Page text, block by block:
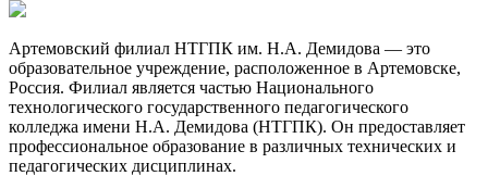
Артемовский филиал НТГПК им. Н.А. Демидова — это
образовательное учреждение, расположенное в Артемовске,
Россия. Филиал является частью Национального
технологического государственного педагогического
колледжа имени Н.А. Демидова (НТГПК). Он предоставляет
профессиональное образование в различных технических и
педагогических дисциплинах.